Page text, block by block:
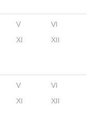
V
VI
XI XII
V
VI
XI XII